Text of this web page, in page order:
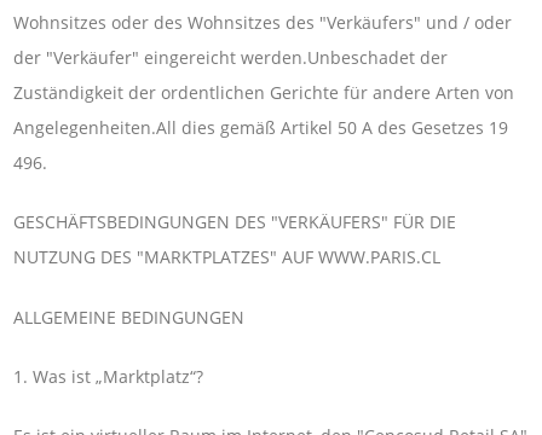
Wohnsitzes oder des Wohnsitzes des "Verkäufers" und / oder
der "Verkäufer" eingereicht werden.Unbeschadet der
Zuständigkeit der ordentlichen Gerichte für andere Arten von
Angelegenheiten.All dies gemäß Artikel 50 A des Gesetzes 19
496.
GESCHÄFTSBEDINGUNGEN DES "VERKÄUFERS" FÜR DIE
NUTZUNG DES "MARKTPLATZES" AUF WWW.PARIS.CL
ALLGEMEINE BEDINGUNGEN
1. Was ist „Marktplatz“?